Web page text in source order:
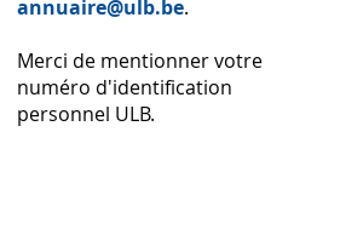
annuaire@ulb.be.
Merci de mentionner votre
numéro d'identification
personnel ULB.